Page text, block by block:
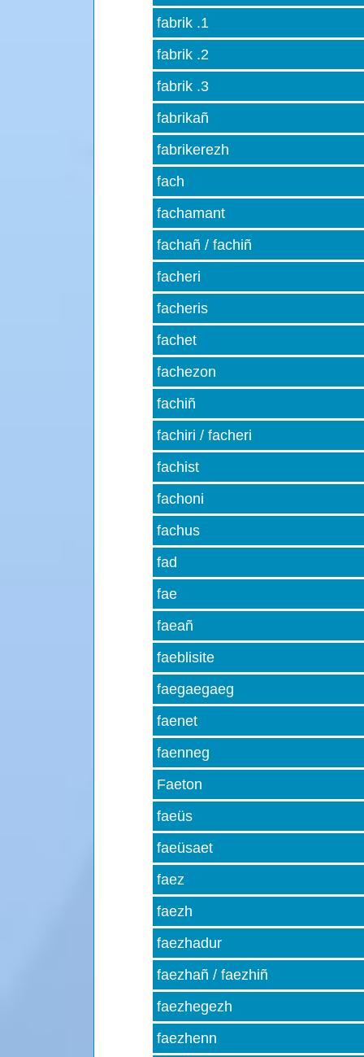
fabrik .1
fabrik .2
fabrik .3
fabrikañ
fabrikerezh
fach
fachamant
fachañ / fachiñ
facheri
facheris
fachet
fachezon
fachiñ
fachiri / facheri
fachist
fachoni
fachus
fad
fae
faeañ
faeblisite
faegaegaeg
faenet
faenneg
Faeton
faeüs
faeüsaet
faez
faezh
faezhadur
faezhañ / faezhiñ
faezhegezh
faezhenn